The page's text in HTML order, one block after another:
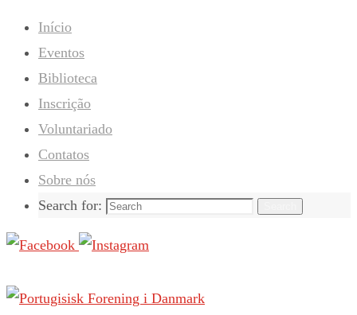
Início
Eventos
Biblioteca
Inscrição
Voluntariado
Contatos
Sobre nós
Search for: